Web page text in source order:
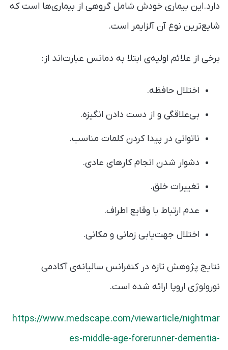
دارد.این بیماری خودش شامل گروهی از بیماری‌ها است که
شایع‌ترین نوع آن آلزایمر است.
برخی از علائم اولیه‌ی ابتلا به دمانس عبارت‌اند از:
اختلال حافظه.
بی‌علاقگی و از دست دادن انگیزه.
ناتوانی در پیدا کردن کلمات مناسب.
دشوار شدن انجام کارهای عادی.
تغییرات خلق.
عدم ارتباط با وقایع اطراف.
اختلال جهت‌یابی زمانی و مکانی.
نتایج پژوهش تازه در کنفرانس سالیانه‌ی آکادمی
نورولوژی اروپا ارائه شده است.
https://www.medscape.com/viewarticle/nightmar
es-middle-age-forerunner-dementia-